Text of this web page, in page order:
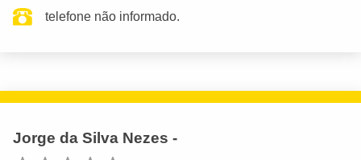
telefone não informado.
Jorge da Silva Nezes -